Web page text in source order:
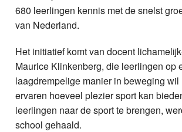
680 leerlingen kennis met de snelst
van Nederland.
Het initiatief komt van docent
Maurice Klinkenberg, die leerlingen op
laagdrempelige manier in beweging wil
ervaren hoeveel plezier sport kan
leerlingen naar de sport te brengen,
school gehaald.